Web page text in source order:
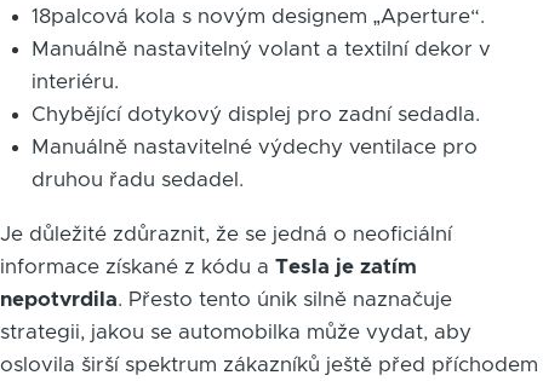
18palcová kola s novým designem „Aperture“.
Manuálně nastavitelný volant a textilní dekor v
interiéru.
Chybějící dotykový displej pro zadní sedadla.
Manuálně nastavitelné výdechy ventilace pro
druhou řadu sedadel.
Je důležité zdůraznit, že se jedná o neoficiální
informace získané z kódu a Tesla je zatím
nepotvrdila. Přesto tento únik silně naznačuje
strategii, jakou se automobilka může vydat, aby
oslovila širší spektrum zákazníků ještě před příchodem